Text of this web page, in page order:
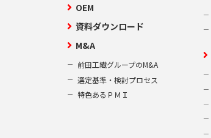
OEM
資料ダウンロード
M&A
前田工繊グループのM&A
選定基準・検討プロセス
特色あるＰＭＩ